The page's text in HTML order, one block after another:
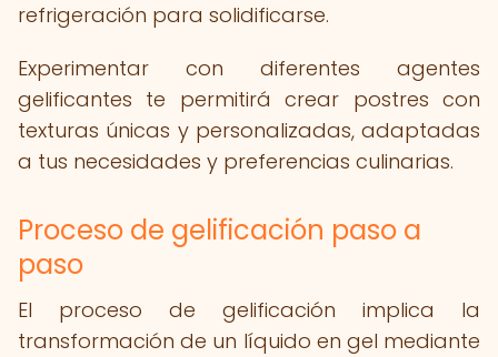
refrigeración para solidificarse.
Experimentar con diferentes agentes
gelificantes te permitirá crear postres con
texturas únicas y personalizadas, adaptadas
a tus necesidades y preferencias culinarias.
Proceso de gelificación paso a
paso
El proceso de gelificación implica la
transformación de un líquido en gel mediante